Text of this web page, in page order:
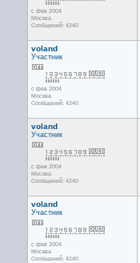
с фев 2004
Москва
Сообщений: 4240
voland
Участник
с фев 2004
Москва
Сообщений: 4240
voland
Участник
с фев 2004
Москва
Сообщений: 4240
voland
Участник
с фев 2004
Москва
Сообщений: 4240